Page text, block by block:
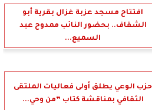
افتتاح مسجد عزبة غزال بقرية أبو
الشقاف.. بحضور النائب ممدوح عبد
السميع...
حزب الوعي يطلق أولى فعاليات الملتقى
الثقافي بمناقشة كتاب ”من وحي...